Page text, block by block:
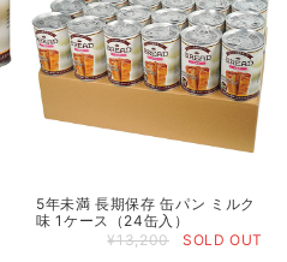
5年未満 長期保存 缶パン ミルク
味 1ケース（24缶入）
¥13,200
SOLD OUT